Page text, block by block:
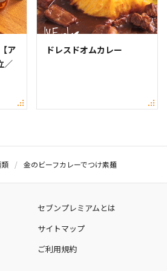
ア
／
ドレスドオムカレー
金のビーフカレーでつけ素麺
セブンプレミアムとは
サイトマップ
ご利用規約